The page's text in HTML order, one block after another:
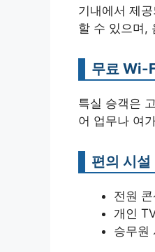
기내에서 제
할 수 있으며,
무료 Wi-
특실 승객은
어 업무나 여
편의 시설
전원 콘
개인
승무원